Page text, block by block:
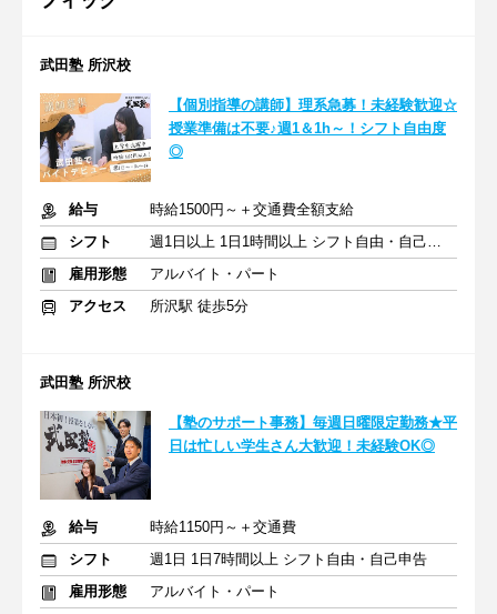
武田塾 所沢校
【個別指導の講師】理系急募！未経験歓迎☆
授業準備は不要♪週1＆1h～！シフト自由度
◎
給与
時給1500円～＋交通費全額支給
シフト
週1日以上 1日1時間以上 シフト自由・自己申告
雇用形態
アルバイト・パート
アクセス
所沢駅 徒歩5分
武田塾 所沢校
【塾のサポート事務】毎週日曜限定勤務★平
日は忙しい学生さん大歓迎！未経験OK◎
給与
時給1150円～＋交通費
シフト
週1日 1日7時間以上 シフト自由・自己申告
雇用形態
アルバイト・パート